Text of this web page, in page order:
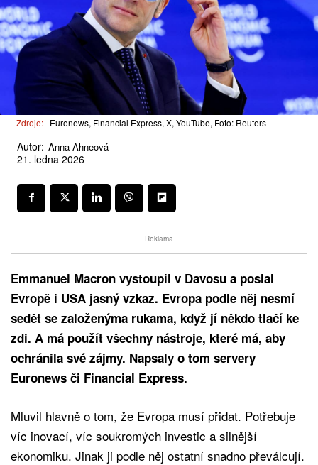
Zdroje: Euronews, Financial Express, X, YouTube, Foto: Reuters
Autor: Anna Ahneová
21. ledna 2026
Reklama
Emmanuel Macron vystoupil v Davosu a poslal
Evropě i USA jasný vzkaz. Evropa podle něj nesmí
sedět se založenýma rukama, když jí někdo tlačí ke
zdi. A má použít všechny nástroje, které má, aby
ochránila své zájmy. Napsaly o tom servery
Euronews či Financial Express.
Mluvil hlavně o tom, že Evropa musí přidat. Potřebuje
víc inovací, víc soukromých investic a silnější
ekonomiku. Jinak ji podle něj ostatní snadno převálcují.